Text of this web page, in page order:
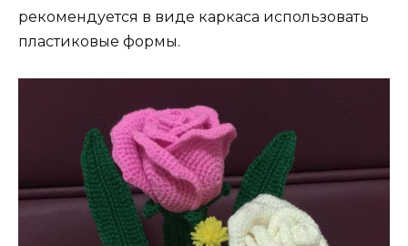
рекомендуется в виде каркаса использовать
пластиковые формы.